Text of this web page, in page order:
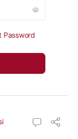
Password